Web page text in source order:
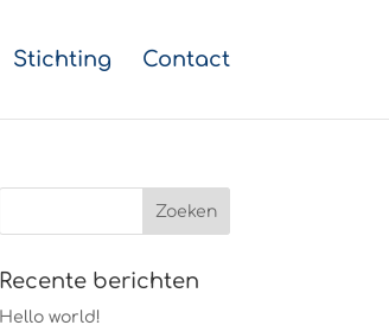
Stichting Contact
Recente berichten
Hello world!